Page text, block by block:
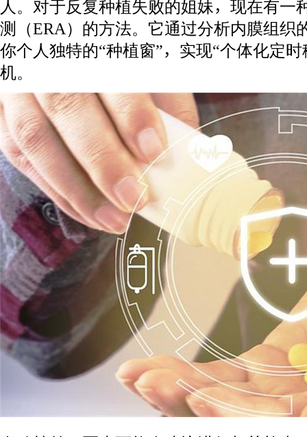
人。对于反复种植失败的姐妹，现在有一
测（ERA）的方法。它通过分析内膜组织
你个人独特的“种植窗”，实现“个体化定
机。